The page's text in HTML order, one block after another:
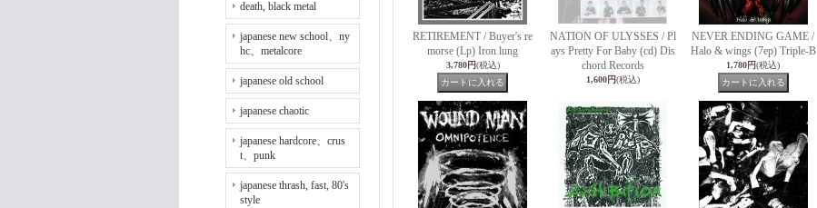
death, black metal
japanese new school、ny
hc、metalcore
japanese old school
japanese chaotic
japanese hardcore、crus
t、punk
japanese thrash, fast, 80's
style
RETIREMENT / Buyer's re
morse (Lp) Iron lung
3,780円(税込)
NATION OF ULYSSES / Pl
ays Pretty For Baby (cd) Dis
chord Records
1,600円(税込)
NEVER ENDING GAME /
Halo & wings (7ep) Triple-B
1,780円(税込)